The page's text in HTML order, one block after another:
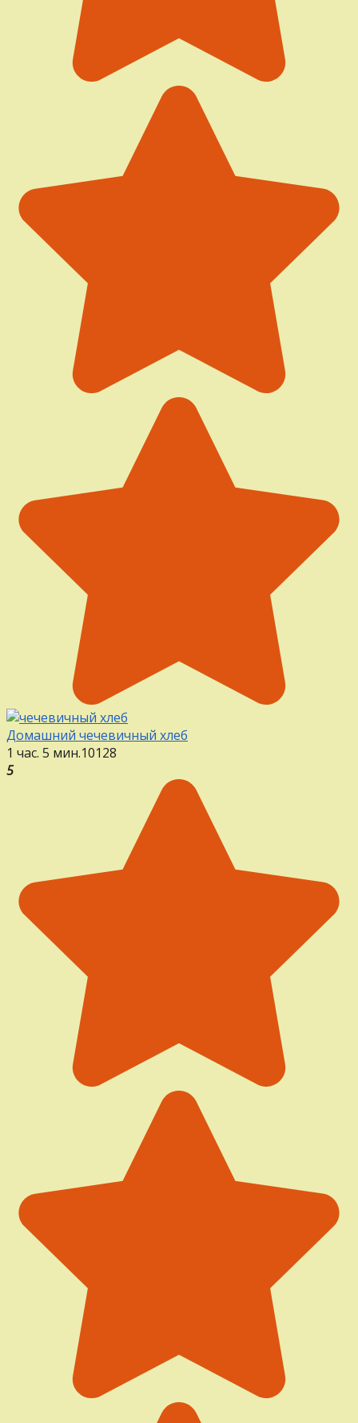
Домашний чечевичный хлеб
1 час. 5 мин.10128
5